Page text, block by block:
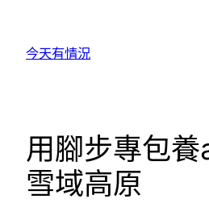
今天有情況
用腳步專包
雪域高原